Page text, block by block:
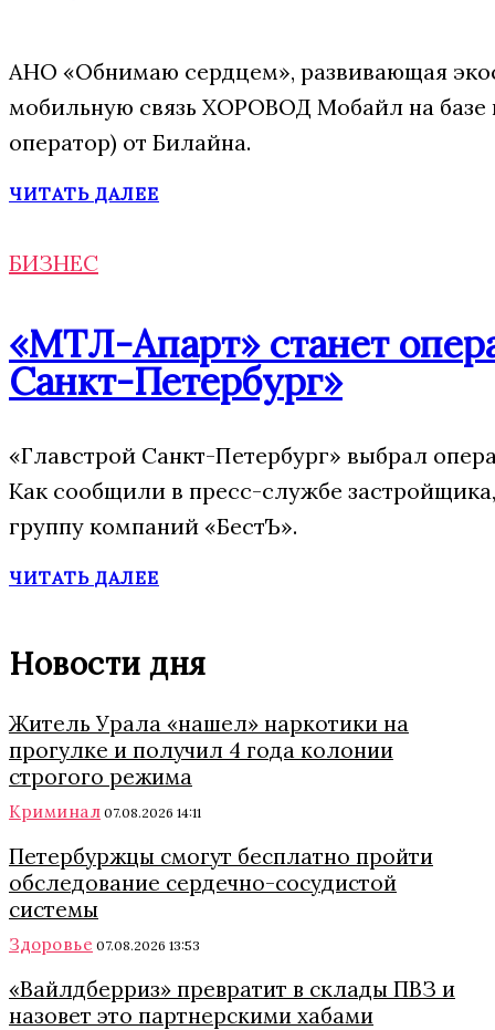
АНО «Обнимаю сердцем», развивающая
мобильную связь ХОРОВОД Мобайл на
оператор) от Билайна.
ЧИТАТЬ ДАЛЕЕ
БИЗНЕС
«МТЛ-Апарт» станет
Санкт-Петербург»
«Главстрой Санкт-Петербург» выбрал
Как сообщили в пресс-службе
группу компаний «БестЪ».
ЧИТАТЬ ДАЛЕЕ
Новости дня
Житель Урала «нашел» наркотики на
прогулке и получил 4 года колонии
строгого режима
Криминал 07.08.2026 14:11
Петербуржцы смогут бесплатно пройти
обследование сердечно-сосудистой
системы
Здоровье 07.08.2026 13:53
«Вайлдберриз» превратит в склады ПВЗ и
назовет это партнерскими хабами